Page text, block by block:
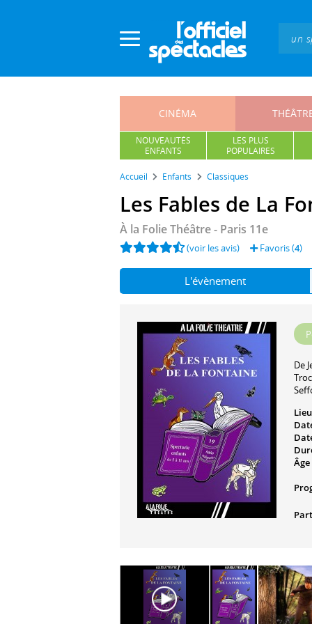
CINÉMA
NOUVEAUTÉS
ENFANTS
LES PLUS
POPULAIRES
Accueil Enfants Classiques
Les Fables de La
À la Folie Théâtre- Paris 11e
(voir les avis) Favoris (4)
L'évènement
De